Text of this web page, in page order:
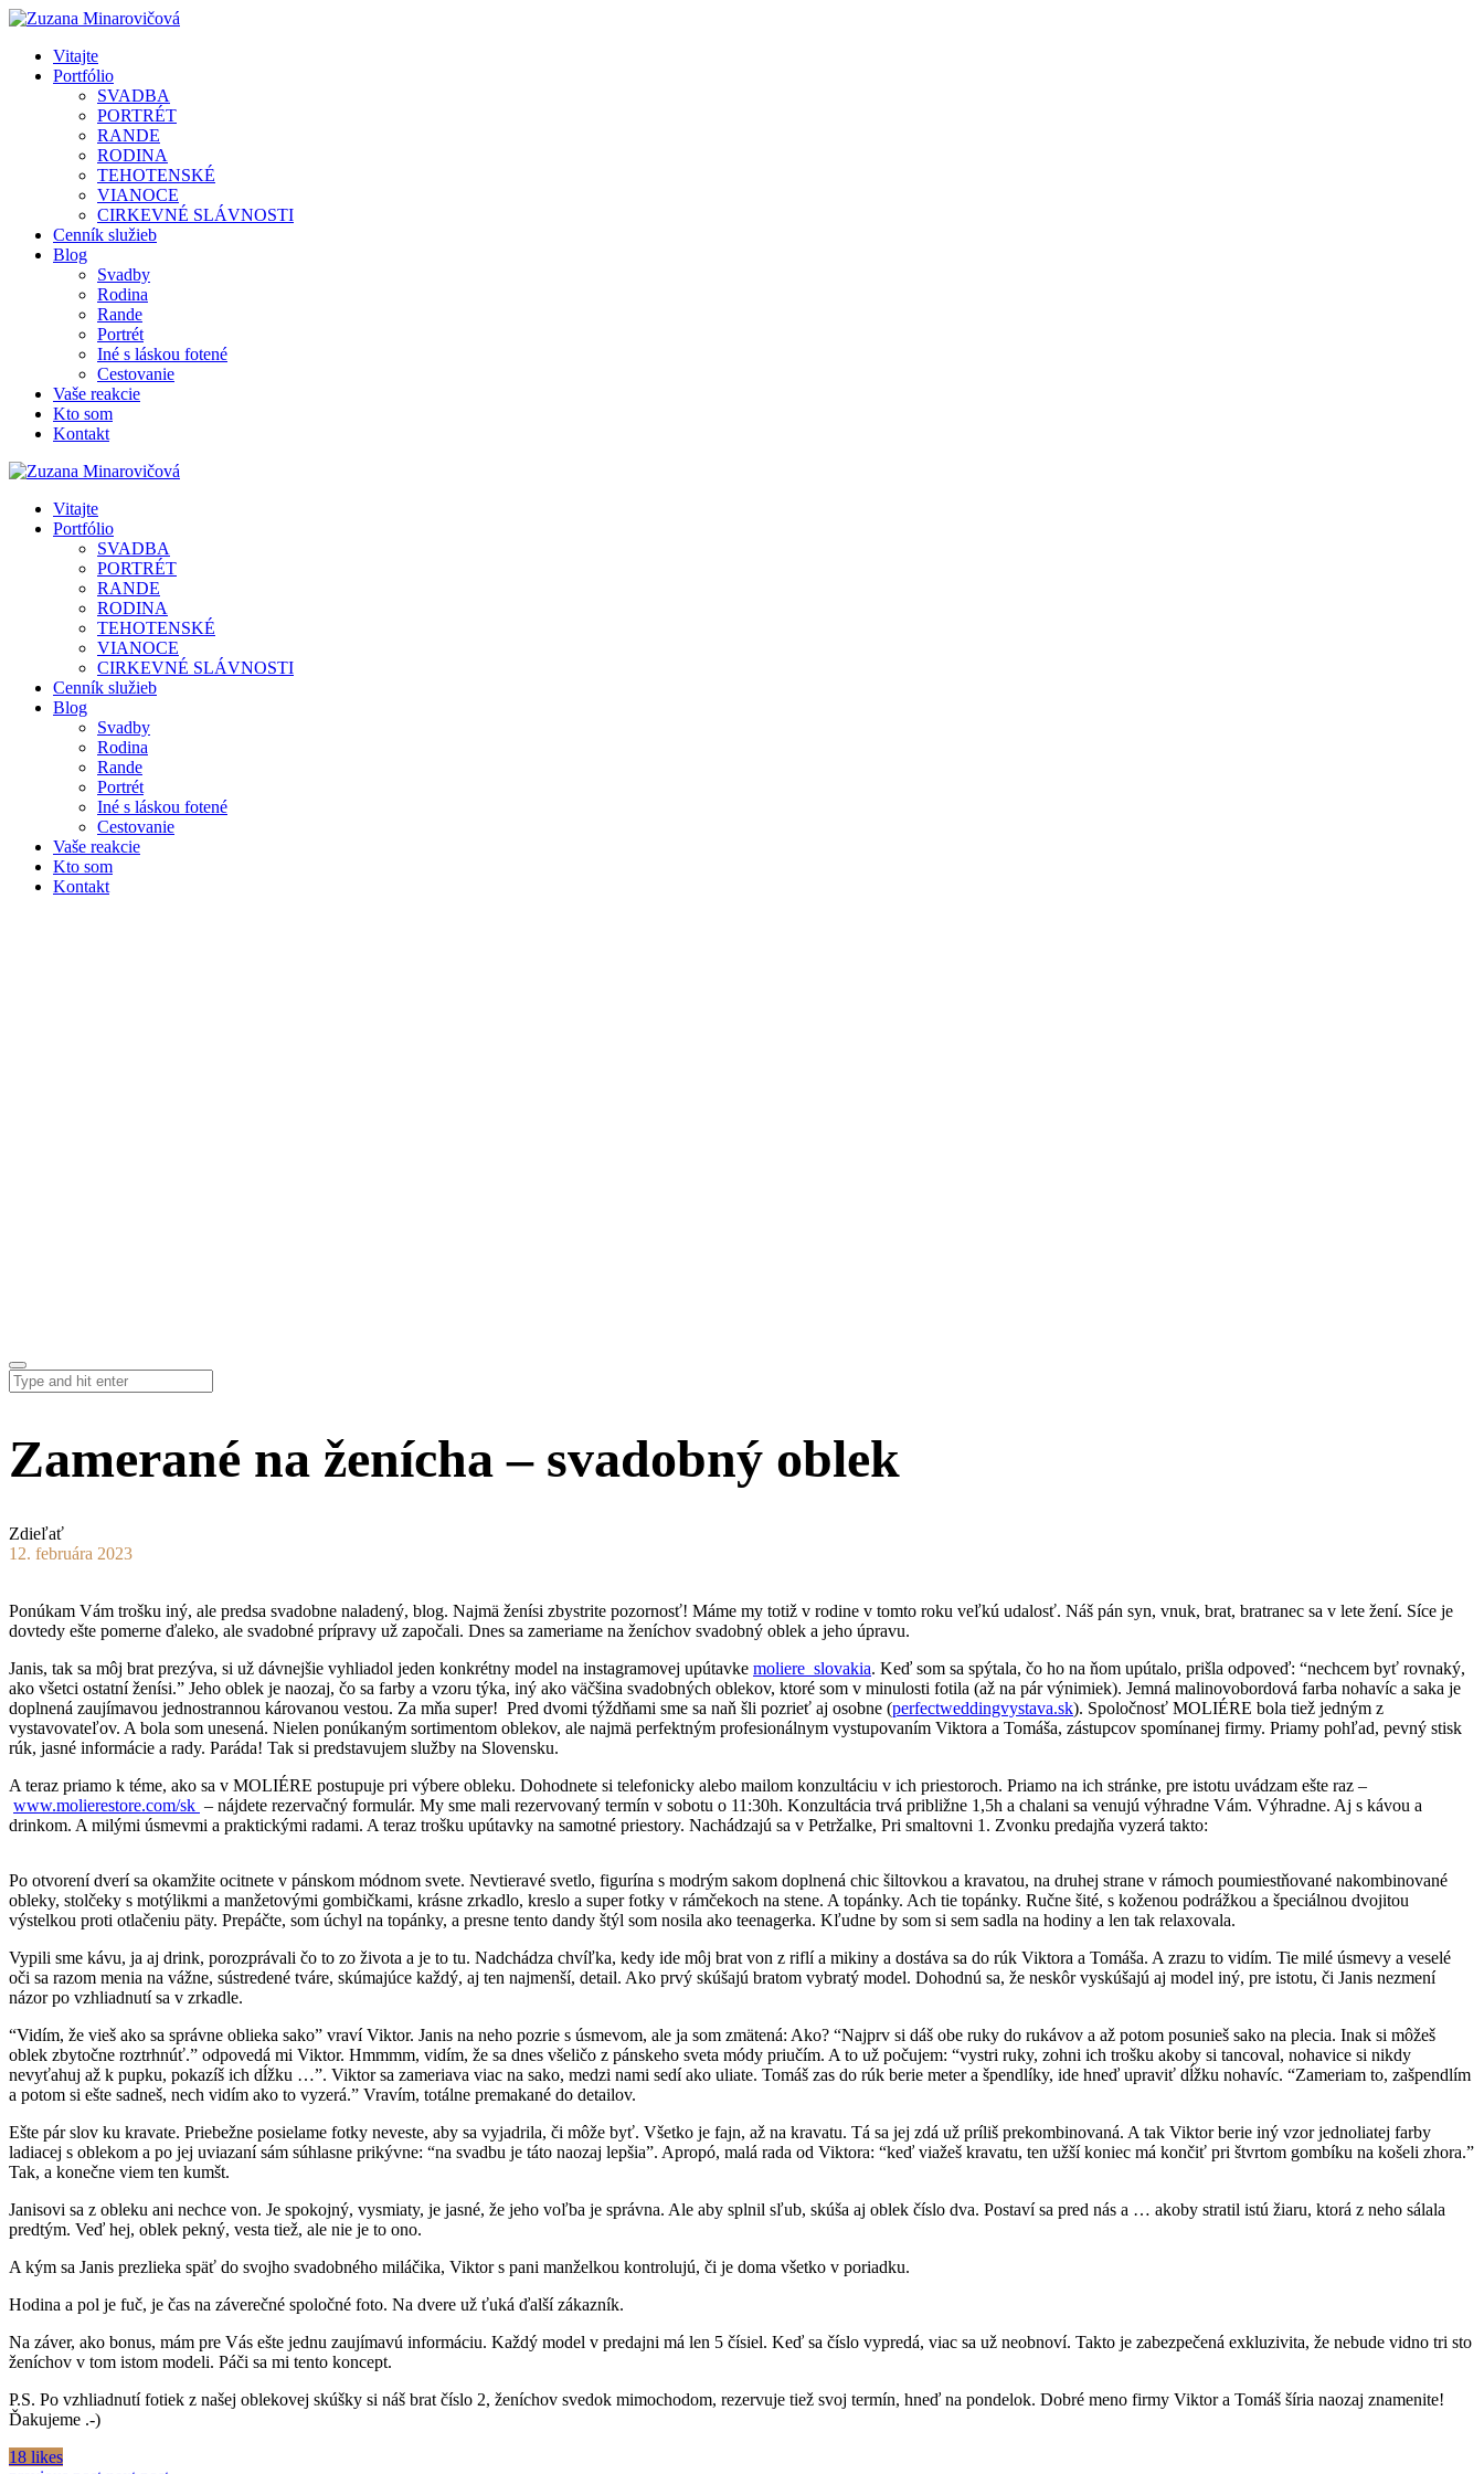
Vitajte
Portfólio
SVADBA
PORTRÉT
RANDE
RODINA
TEHOTENSKÉ
VIANOCE
CIRKEVNÉ SLÁVNOSTI
Cenník služieb
Blog
Svadby
Rodina
Rande
Portrét
Iné s láskou fotené
Cestovanie
Vaše reakcie
Kto som
Kontakt
Vitajte
Portfólio
SVADBA
PORTRÉT
RANDE
RODINA
TEHOTENSKÉ
VIANOCE
CIRKEVNÉ SLÁVNOSTI
Cenník služieb
Blog
Svadby
Rodina
Rande
Portrét
Iné s láskou fotené
Cestovanie
Vaše reakcie
Kto som
Kontakt
Zamerané na ženícha – svadobný oblek
Zdieľať
12. februára 2023
Ponúkam Vám trošku iný, ale predsa svadobne naladený, blog. Najmä ženísi zbystrite pozornosť! Máme my totiž v rodine v tomto roku veľkú udalosť. Náš pán syn, vnuk, brat, bratranec sa v lete žení. Síce je
dovtedy ešte pomerne ďaleko, ale svadobné prípravy už započali. Dnes sa zameriame na ženíchov svadobný oblek a jeho úpravu.
Janis, tak sa môj brat prezýva, si už dávnejšie vyhliadol jeden konkrétny model na instagramovej upútavke moliere_slovakia. Keď som sa spýtala, čo ho na ňom upútalo, prišla odpoveď: “nechcem byť rovnaký,
ako všetci ostatní ženísi.” Jeho oblek je naozaj, čo sa farby a vzoru týka, iný ako väčšina svadobných oblekov, ktoré som v minulosti fotila (až na pár výnimiek). Jemná malinovobordová farba nohavíc a saka je
doplnená zaujímavou jednostrannou károvanou vestou. Za mňa super! Pred dvomi týždňami sme sa naň šli pozrieť aj osobne (perfectweddingvystava.sk). Spoločnosť MOLIÉRE bola tiež jedným z
vystavovateľov. A bola som unesená. Nielen ponúkaným sortimentom oblekov, ale najmä perfektným profesionálnym vystupovaním Viktora a Tomáša, zástupcov spomínanej firmy. Priamy pohľad, pevný stisk
rúk, jasné informácie a rady. Paráda! Tak si predstavujem služby na Slovensku.
A teraz priamo k téme, ako sa v MOLIÉRE postupuje pri výbere obleku. Dohodnete si telefonicky alebo mailom konzultáciu v ich priestoroch. Priamo na ich stránke, pre istotu uvádzam ešte raz –
www.molierestore.com/sk – nájdete rezervačný formulár. My sme mali rezervovaný termín v sobotu o 11:30h. Konzultácia trvá približne 1,5h a chalani sa venujú výhradne Vám. Výhradne. Aj s kávou a
drinkom. A milými úsmevmi a praktickými radami. A teraz trošku upútavky na samotné priestory. Nachádzajú sa v Petržalke, Pri smaltovni 1. Zvonku predajňa vyzerá takto:
Po otvorení dverí sa okamžite ocitnete v pánskom módnom svete. Nevtieravé svetlo, figurína s modrým sakom doplnená chic šiltovkou a kravatou, na druhej strane v rámoch poumiestňované nakombinované
obleky, stolčeky s motýlikmi a manžetovými gombičkami, krásne zrkadlo, kreslo a super fotky v rámčekoch na stene. A topánky. Ach tie topánky. Ručne šité, s koženou podrážkou a špeciálnou dvojitou
výstelkou proti otlačeniu päty. Prepáčte, som úchyl na topánky, a presne tento dandy štýl som nosila ako teenagerka. Kľudne by som si sem sadla na hodiny a len tak relaxovala.
Vypili sme kávu, ja aj drink, porozprávali čo to zo života a je to tu. Nadchádza chvíľka, kedy ide môj brat von z riflí a mikiny a dostáva sa do rúk Viktora a Tomáša. A zrazu to vidím. Tie milé úsmevy a veselé
oči sa razom menia na vážne, sústredené tváre, skúmajúce každý, aj ten najmenší, detail. Ako prvý skúšajú bratom vybratý model. Dohodnú sa, že neskôr vyskúšajú aj model iný, pre istotu, či Janis nezmení
názor po vzhliadnutí sa v zrkadle.
“Vidím, že vieš ako sa správne oblieka sako” vraví Viktor. Janis na neho pozrie s úsmevom, ale ja som zmätená: Ako? “Najprv si dáš obe ruky do rukávov a až potom posunieš sako na plecia. Inak si môžeš
oblek zbytočne roztrhnúť.” odpovedá mi Viktor. Hmmmm, vidím, že sa dnes všeličo z pánskeho sveta módy priučím. A to už počujem: “vystri ruky, zohni ich trošku akoby si tancoval, nohavice si nikdy
nevyťahuj až k pupku, pokazíš ich dĺžku …”. Viktor sa zameriava viac na sako, medzi nami sedí ako uliate. Tomáš zas do rúk berie meter a špendlíky, ide hneď upraviť dĺžku nohavíc. “Zameriam to, zašpendlím
a potom si ešte sadneš, nech vidím ako to vyzerá.” Vravím, totálne premakané do detailov.
Ešte pár slov ku kravate. Priebežne posielame fotky neveste, aby sa vyjadrila, či môže byť. Všetko je fajn, až na kravatu. Tá sa jej zdá už príliš prekombinovaná. A tak Viktor berie iný vzor jednoliatej farby
ladiacej s oblekom a po jej uviazaní sám súhlasne prikývne: “na svadbu je táto naozaj lepšia”. Apropó, malá rada od Viktora: “keď viažeš kravatu, ten užší koniec má končiť pri štvrtom gombíku na košeli zhora.”
Tak, a konečne viem ten kumšt.
Janisovi sa z obleku ani nechce von. Je spokojný, vysmiaty, je jasné, že jeho voľba je správna. Ale aby splnil sľub, skúša aj oblek číslo dva. Postaví sa pred nás a … akoby stratil istú žiaru, ktorá z neho sálala
predtým. Veď hej, oblek pekný, vesta tiež, ale nie je to ono.
A kým sa Janis prezlieka späť do svojho svadobného miláčika, Viktor s pani manželkou kontrolujú, či je doma všetko v poriadku.
Hodina a pol je fuč, je čas na záverečné spoločné foto. Na dvere už ťuká ďalší zákazník.
Na záver, ako bonus, mám pre Vás ešte jednu zaujímavú informáciu. Každý model v predajni má len 5 čísiel. Keď sa číslo vypredá, viac sa už neobnoví. Takto je zabezpečená exkluzivita, že nebude vidno tri sto
ženíchov v tom istom modeli. Páči sa mi tento koncept.
P.S. Po vzhliadnutí fotiek z našej oblekovej skúšky si náš brat číslo 2, ženíchov svedok mimochodom, rezervuje tiež svoj termín, hneď na pondelok. Dobré meno firmy Viktor a Tomáš šíria naozaj znamenite!
Ďakujeme .-)
18 likes